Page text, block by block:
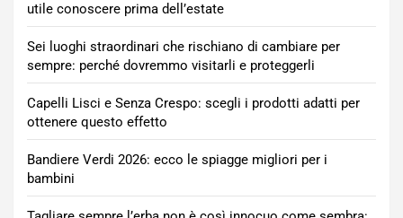
utile conoscere prima dell’estate
Sei luoghi straordinari che rischiano di cambiare per
sempre: perché dovremmo visitarli e proteggerli
Capelli Lisci e Senza Crespo: scegli i prodotti adatti per
ottenere questo effetto
Bandiere Verdi 2026: ecco le spiagge migliori per i
bambini